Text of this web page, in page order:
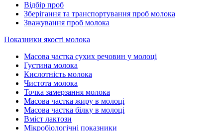
Відбір проб
Зберігання та транспортування проб молока
Зважування проб молока
Показники якості молока
Масова частка сухих речовин у молоці
Густина молока
Кислотність молока
Чистота молока
Точка замерзання молока
Масова частка жиру в молоці
Масова частка білку в молоці
Вміст лактози
Мікробіологічні показники